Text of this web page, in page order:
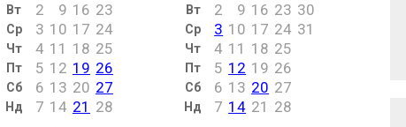
Вт 2 9 16 23
Ср 3 10 17 24
Чт 4 11 18 25
Пт 5 12 19 26
Сб 6 13 20 27
Нд 7 14 21 28
Вт 2 9 16 23 30
Ср 3 10 17 24 31
Чт 4 11 18 25
Пт 5 12 19 26
Сб 6 13 20 27
Нд 7 14 21 28